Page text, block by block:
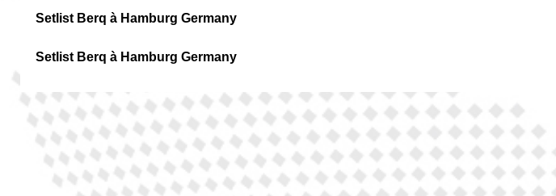
Setlist Berq à Hamburg Germany
Setlist Berq à Hamburg Germany